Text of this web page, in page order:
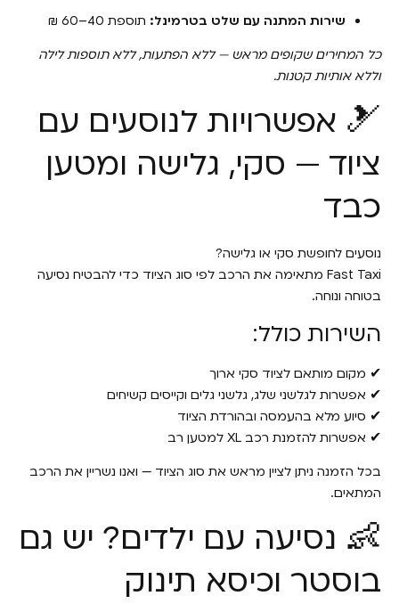
שירות המתנה עם שלט בטרמינל:תוספת 40–60 ₪
כל המחירים שקופים מראש — ללא הפתעות, ללא תוספות לילה
וללא אותיות קטנות.
🎿 אפשרויות לנוסעים עם
ציוד — סקי, גלישה ומטען
כבד
נוסעים לחופשת סקי או גלישה?
Fast Taxi מתאימה את הרכב לפי סוג הציוד כדי להבטיח נסיעה
בטוחה ונוחה.
השירות כולל:
✔ מקום מותאם לציוד סקי ארוך
✔ אפשרות לגלשני שלג, גלשני גלים וקייסים קשיחים
✔ סיוע מלא בהעמסה ובהורדת הציוד
✔ אפשרות להזמנת רכב XL למטען רב
בכל הזמנה ניתן לציין מראש את סוג הציוד — ואנו נשריין את הרכב
המתאים.
👶 נסיעה עם ילדים? יש גם
בוסטר וכיסא תינוק